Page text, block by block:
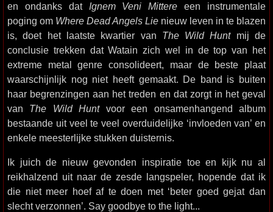
en ondanks dat Ignem Veni Mittere een instrumentale
poging om Where Dead Angels Lie nieuw leven in te blazen
is, doet het laatste kwartier van The Wild Huntmij de
conclusie trekken dat Watain zich wel in de top van het
extreme metal genre consolideert, maar de beste plaat
waarschijnlijk nog niet heeft gemaakt. De band is buiten
haar begrenzingen aan het treden en dat zorgt in het geval
van The Wild Huntvoor een onsamenhangend album
bestaande uit veel te veel overduidelijke ‘invloeden van’ en
enkele meesterlijke stukken duisternis.
Ik juich de nieuw gevonden inspiratie toe en kijk nu al
reikhalzend uit naar de zesde langspeler, hopende dat ik
die niet meer hoef af te doen met ‘beter goed gejat dan
slecht verzonnen’. Say goodbye to the light...